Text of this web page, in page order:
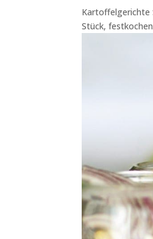
Kartoffelgerichte
Stück,